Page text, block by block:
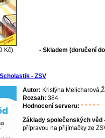
Kč)
- Skladem (doručení
- ZSV
Autor: Kristýna
Rozsah: 384
Hodnocení serveru: * * * * *
Základy společenských věd
přípravou na přijímačky ze